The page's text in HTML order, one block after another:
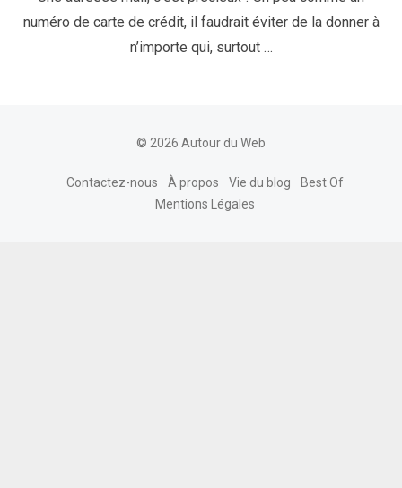
numéro de carte de crédit, il faudrait éviter de la donner à
n’importe qui, surtout …
© 2026 Autour du Web
Contactez-nous À propos Vie du blog
Best Of
Mentions Légales